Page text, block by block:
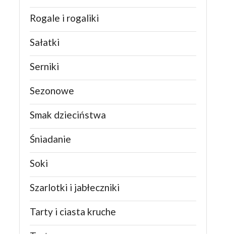
Rogale i rogaliki
Sałatki
Serniki
Sezonowe
Smak dzieciństwa
Śniadanie
Soki
Szarlotki i jabłeczniki
Tarty i ciasta kruche
Torty